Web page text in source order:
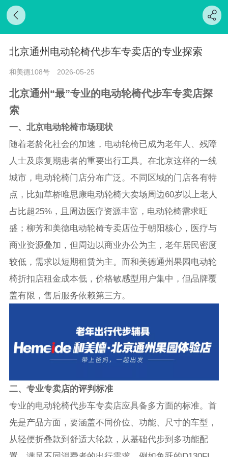
北京通州电动轮椅代步车专卖店的专业探索
和美德108号 2026-05-25
北京通州“最”专业的电动轮椅代步车专卖店探
索
一、北京电动轮椅市场现状
随着老龄化社会的加速，电动轮椅已成为老年人、残障
人士及康复期患者的重要出行工具。在北京这样的一线
城市，电动轮椅门店分布广泛。不同区域的门店各有特
点，比如草桥唯思康电动轮椅大卖场周边60岁以上老人
占比超25%，且周边医疗资源丰富，电动轮椅需求旺
盛；柳芳和美德电动轮椅专卖店位于朝阳核心，医疗与
商业资源叠加，但周边以商业办公为主，老年居民密度
较低，需求以短期租赁为主。而和美德通州果园电动轮
椅折扣店租金成本低，价格敏感型用户集中，但品牌覆
盖有限，售后服务依赖第三方。
二、专业专卖店的评判标准
专业的电动轮椅代步车专卖店应具备多方面的标准。首
先是产品方面，要涵盖不同价位、功能、尺寸的车型，
从轻便折叠款到舒适大轮款，从基础代步到多功能配